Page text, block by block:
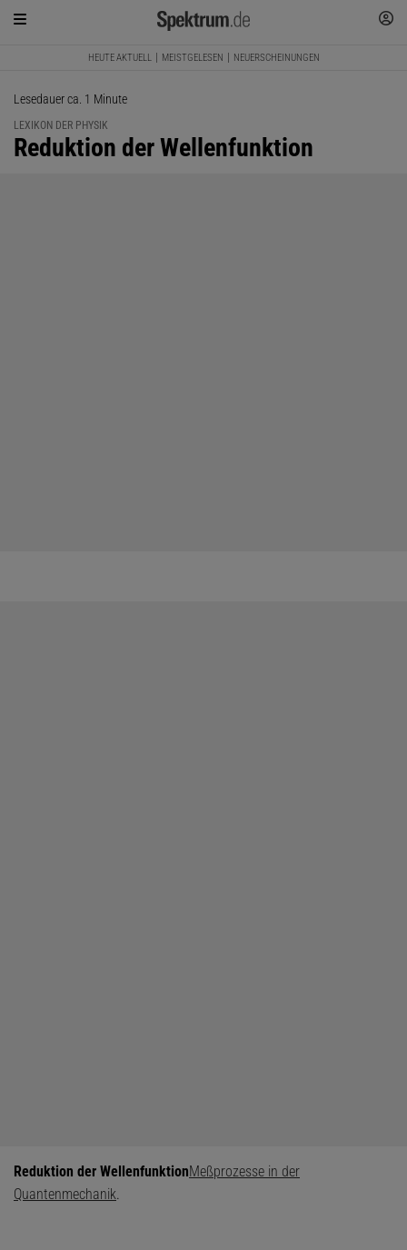
HEUTE AKTUELL MEISTGELESEN NEUERSCHEINUNGEN
Lesedauer ca. 1 Minute
LEXIKON DER PHYSIK
:
Reduktion der Wellenfunktion
Reduktion der WellenfunktionMeßprozesse in der
Quantenmechanik.